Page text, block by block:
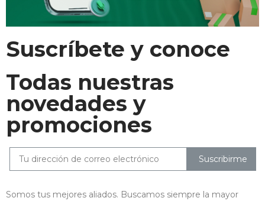
Suscríbete y conoce
Todas nuestras
novedades y
promociones
Suscribirme
Somos tus mejores aliados. Buscamos siempre la mayor